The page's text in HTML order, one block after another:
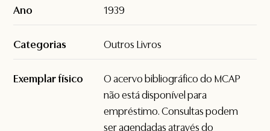
Ano 1939
Categorias Outros Livros
Exemplar físico
O acervo bibliográfico do MCAP
não está disponível para
empréstimo. Consultas podem
ser agendadas através do